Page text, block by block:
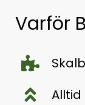
Varför